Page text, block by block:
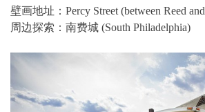
壁画地址：Percy Street (between Reed
周边探索：南费城 (South Philadelphia)